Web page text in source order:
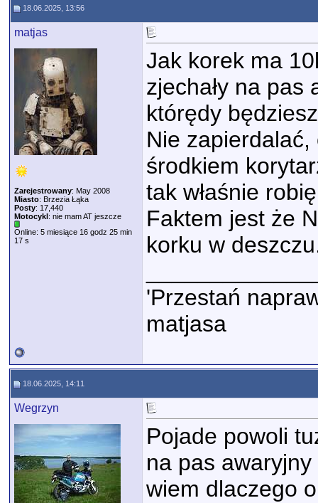
18.06.2025, 13:56
matjas
Zarejestrowany: May 2008
Miasto: Brzezia Łąka
Posty: 17,440
Motocykl: nie mam AT jeszcze
Online: 5 miesiące 16 godz 25 min
17 s
Jak korek ma
zjechały na
którędy
Nie
środkiem
tak właśnie
Faktem jest że
korku w
'Przestań
matjasa
18.06.2025, 14:11
Wegrzyn
Pojade powoli
na pas awaryjny
wiem dlaczego